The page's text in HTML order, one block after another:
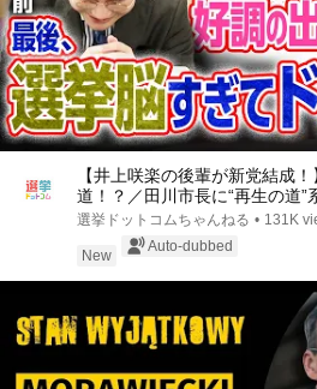
【井上咲楽の後輩が新党結成
道！？／田川市長に“再生の道”
が事務所侵入で辞職願【井上咲
挙ドットコムちゃんねる
選挙ドットコムちゃんねる • 131K
New
Auto-dubbed